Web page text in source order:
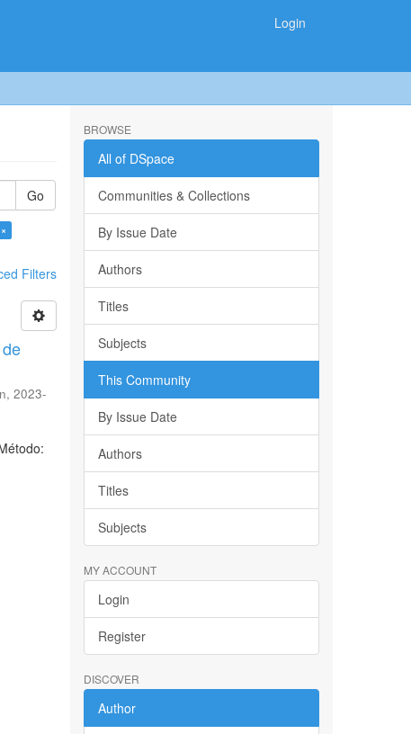
Login
Go
Filters
,2023-
BROWSE
All of DSpace
Communities & Collections
By Issue Date
Authors
Titles
Subjects
This Community
By Issue Date
Authors
Titles
Subjects
MY ACCOUNT
Login
Register
DISCOVER
Author